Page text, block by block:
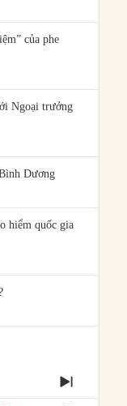
của phe
Ngoại trưởng
Dương
hiểm quốc gia
NEXT